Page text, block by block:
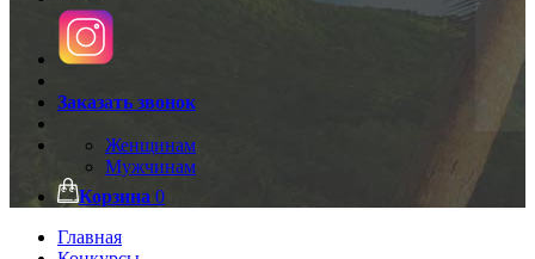
Заказать звонок
Женщинам
Мужчинам
Корзина 0
Главная